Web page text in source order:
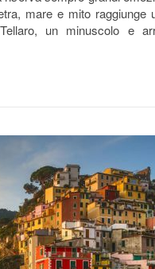
mare e mito raggiunge
un minuscolo e